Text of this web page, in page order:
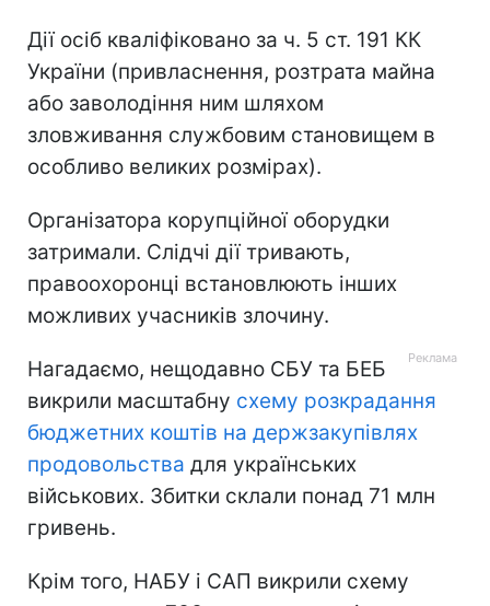
Дії осіб кваліфіковано за ч. 5 ст. 191 КК
України (привласнення, розтрата майна
або заволодіння ним шляхом
зловживання службовим становищем в
особливо великих розмірах).
Організатора корупційної оборудки
затримали. Слідчі дії тривають,
правоохоронці встановлюють інших
можливих учасників злочину.
Нагадаємо, нещодавно СБУ та БЕБ
викрили масштабну схему розкрадання
бюджетних коштів на держзакупівлях
продовольства для українських
військових. Збитки склали понад 71 млн
гривень.
Крім того, НАБУ і САП викрили схему